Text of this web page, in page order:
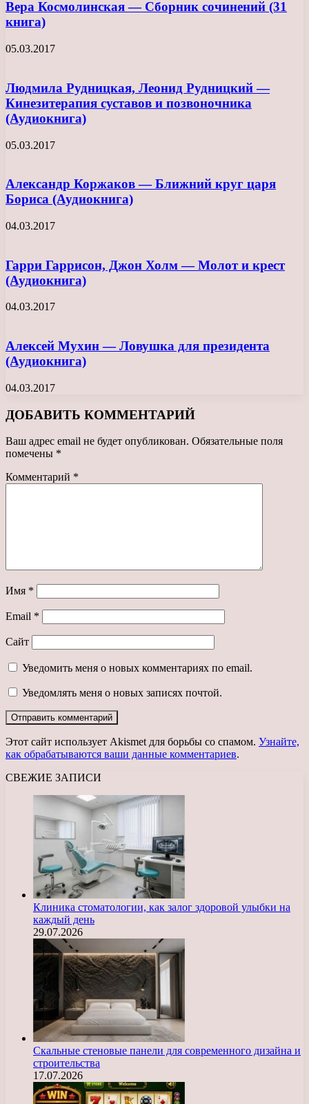
Вера Космолинская — Сборник сочинений (31
книга)
05.03.2017
Людмила Рудницкая, Леонид Рудницкий —
Кинезитерапия суставов и позвоночника
(Аудиокнига)
05.03.2017
Александр Коржаков — Ближний круг царя
Бориса (Аудиокнига)
04.03.2017
Гарри Гаррисон, Джон Холм — Молот и крест
(Аудиокнига)
04.03.2017
Алексей Мухин — Ловушка для президента
(Аудиокнига)
04.03.2017
ДОБАВИТЬ КОММЕНТАРИЙ
Ваш адрес email не будет опубликован. Обязательные поля
помечены *
Комментарий *
Имя *
Email *
Сайт
Уведомить меня о новых комментариях по email.
Уведомлять меня о новых записях почтой.
Этот сайт использует Akismet для борьбы со спамом. Узнайте,
как обрабатываются ваши данные комментариев.
СВЕЖИЕ ЗАПИСИ
Клиника стоматологии, как залог здоровой улыбки на
каждый день
29.07.2026
Скальные стеновые панели для современного дизайна и
строительства
17.07.2026